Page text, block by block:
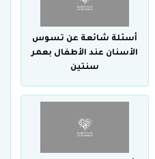
أسئلة شائعة عن تسوس
الأسنان عند الأطفال بعمر
سنتين